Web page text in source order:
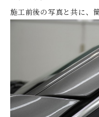
施工前後の写真と共に、